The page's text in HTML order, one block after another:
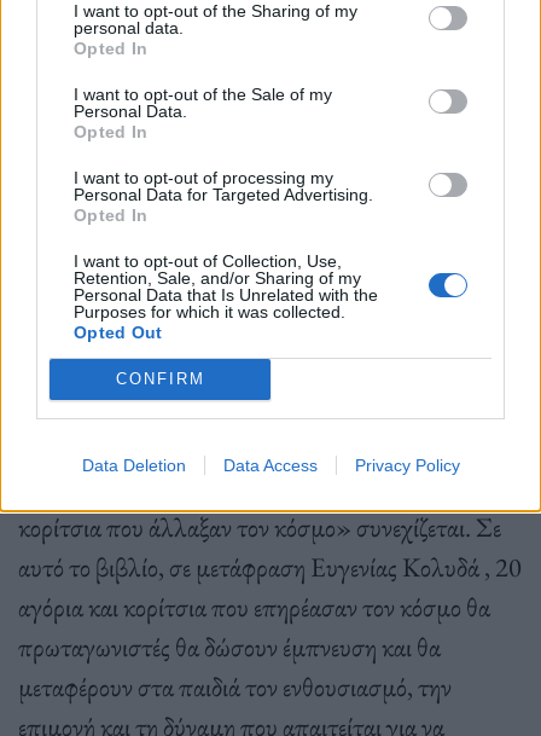
I want to opt-out of the Sharing of my
personal data.
Opted In
I want to opt-out of the Sale of my
Personal Data.
Opted In
I want to opt-out of processing my
Personal Data for Targeted Advertising.
Opted In
I want to opt-out of Collection, Use,
Retention, Sale, and/or Sharing of my
Personal Data that Is Unrelated with the
Purposes for which it was collected.
Opted Out
CONFIRM
Data Deletion Data Access Privacy Policy
Διόπτρα
Οι Εκδόσεις Διόπτρα μας προσκαλούν, αυτή τη
φορά, να γνωρίσουμε 20 σπουδαία παιδιά που
ξεχώρισαν για τις ιδέες και τη δημιουργικότητα τους
και κατάφεραν να αλλάξουν τον κόσμο. Η
σειρά Συναρπαστικές Ιστορίες που έγινε διάσημη
από τα δύο πρώτα της βιβλία, «20 σπουδαία αγόρια
που άλλαξαν τον κόσμο» και «20 σπουδαία
κορίτσια που άλλαξαν τον κόσμο» συνεχίζεται. Σε
αυτό το βιβλίο, σε μετάφραση Ευγενίας Κολυδά , 20
αγόρια και κορίτσια που επηρέασαν τον κόσμο θα
πρωταγωνιστές θα δώσουν έμπνευση και θα
μεταφέρουν στα παιδιά τον ενθουσιασμό, την
επιμονή και τη δύναμη που απαιτείται για να